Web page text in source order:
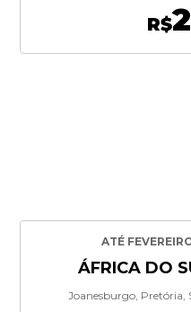
R$
ATÉ
ÁFRICA DO
Joanesburgo, Pretória,